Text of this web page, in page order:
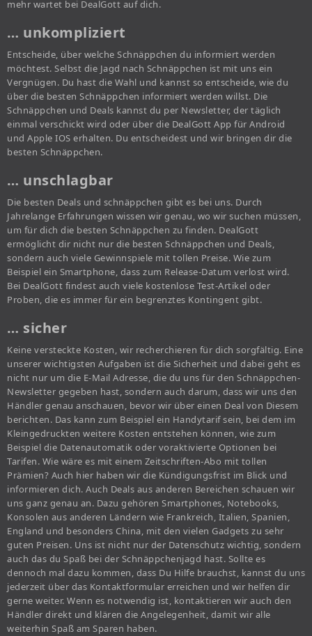
mehr wartet bei DealGott auf dich.
… unkompliziert
Entscheide, über welche Schnäppchen du informiert werden
möchtest. Selbst die Jagd nach Schnäppchen ist mit uns ein
Vergnügen. Du hast die Wahl und kannst so entscheide, wie du
über die besten Schnäppchen informiert werden willst. Die
Schnäppchen und Deals kannst du per Newsletter, der täglich
einmal verschickt wird oder über die DealGott App für Android
und Apple IOS erhalten. Du entscheidest und wir bringen dir die
besten Schnäppchen.
… unschlagbar
Die besten Deals und schnäppchen gibt es bei uns. Durch
Jahrelange Erfahrungen wissen wir genau, wo wir suchen müssen,
um für dich die besten Schnäppchen zu finden. DealGott
ermöglicht dir nicht nur die besten Schnäppchen und Deals,
sondern auch viele Gewinnspiele mit tollen Preise. Wie zum
Beispiel ein Smartphone, dass zum Release-Datum verlost wird.
Bei DealGott findest auch viele kostenlose Test-Artikel oder
Proben, die es immer für ein begrenztes Kontingent gibt.
… sicher
Keine versteckte Kosten, wir recherchieren für dich sorgfältig. Eine
unserer wichtigsten Aufgaben ist die Sicherheit und dabei geht es
nicht nur um die E-Mail Adresse, die du uns für den Schnäppchen-
Newsletter gegeben hast, sondern auch darum, dass wir uns den
Händler genau anschauen, bevor wir über einen Deal von Diesem
berichten. Das kann zum Beispiel ein Handytarif sein, bei dem im
Kleingedruckten weitere Kosten entstehen können, wie zum
Beispiel die Datenautomatik oder voraktivierte Optionen bei
Tarifen. Wie wäre es mit einem Zeitschriften-Abo mit tollen
Prämien? Auch hier haben wir die Kündigungsfrist im Blick und
informieren dich. Auch Deals aus anderen Bereichen schauen wir
uns ganz genau an. Dazu gehören Smartphones, Notebooks,
Konsolen aus anderen Ländern wie Frankreich, Italien, Spanien,
England und besonders China, mit den vielen Gadgets zu sehr
guten Preisen. Uns ist nicht nur der Datenschutz wichtig, sondern
auch das du Spaß bei der Schnäppchenjagd hast. Sollte es
dennoch mal dazu kommen, dass Du Hilfe brauchst, kannst du uns
jederzeit über das Kontaktformular erreichen und wir helfen dir
gerne weiter. Wenn es notwendig ist, kontaktieren wir auch den
Händler direkt und klären die Angelegenheit, damit wir alle
weiterhin Spaß am Sparen haben.